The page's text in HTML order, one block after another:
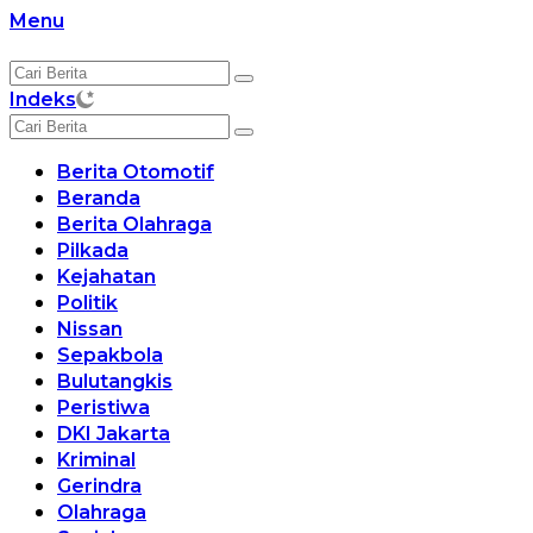
Langsung
konten
Menu
Indeks
Berita Otomotif
Beranda
Berita Olahraga
Pilkada
Kejahatan
Politik
Nissan
Sepakbola
Bulutangkis
Peristiwa
DKI Jakarta
Kriminal
Gerindra
Olahraga